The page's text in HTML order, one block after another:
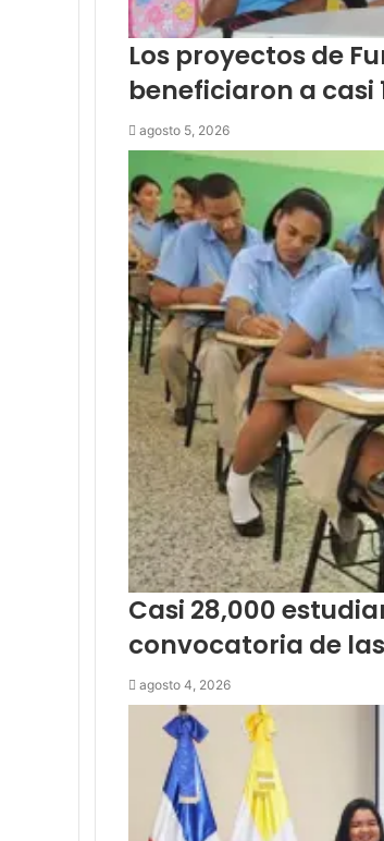
Los proyectos de
beneficiaron a casi
agosto 5, 2026
Casi 28,000
convocatoria de
agosto 4, 2026